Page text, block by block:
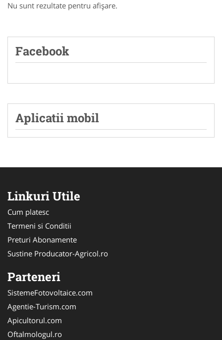
Nu sunt rezultate pentru afişare.
Facebook
Aplicatii mobil
Linkuri Utile
Cum platesc
Termeni si Conditii
Preturi Abonamente
Sustine Producator-Agricol.ro
Parteneri
SistemeFotovoltaice.com
Agentie-Turism.com
Apicultorul.com
Oftalmologul.ro